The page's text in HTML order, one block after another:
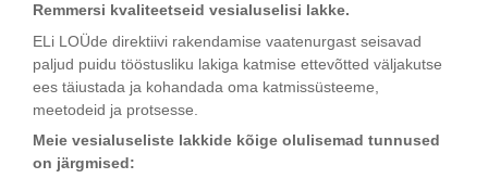
Remmersi kvaliteetseid vesialuselisi lakke.
ELi LOÜde direktiivi rakendamise vaatenurgast seisavad
paljud puidu tööstusliku lakiga katmise ettevõtted väljakutse
ees täiustada ja kohandada oma katmissüsteeme,
meetodeid ja protsesse.
Meie vesialuseliste lakkide kõige olulisemad tunnused
on järgmised: